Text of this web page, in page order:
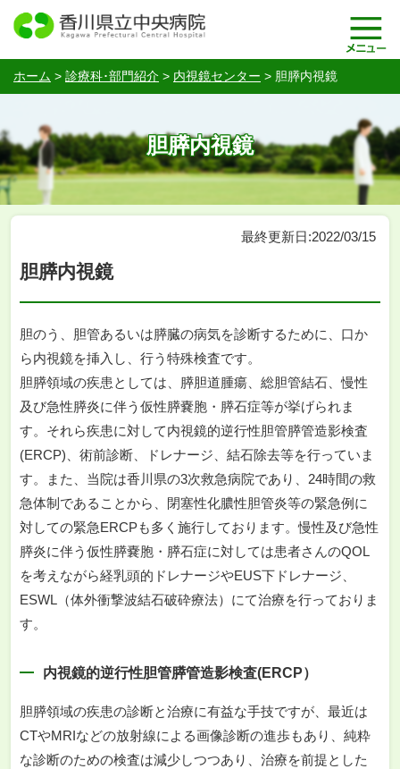
ホーム > 診療科･部門紹介 > 内視鏡センター > 胆膵内視鏡
胆膵内視鏡
最終更新日:2022/03/15
胆膵内視鏡
胆のう、胆管あるいは膵臓の病気を診断するために、口か
ら内視鏡を挿入し、行う特殊検査です。
胆膵領域の疾患としては、膵胆道腫瘍、総胆管結石、慢性
及び急性膵炎に伴う仮性膵嚢胞・膵石症等が挙げられま
す。それら疾患に対して内視鏡的逆行性胆管膵管造影検査
(ERCP)、術前診断、ドレナージ、結石除去等を行っていま
す。また、当院は香川県の3次救急病院であり、24時間の救
急体制であることから、閉塞性化膿性胆管炎等の緊急例に
対しての緊急ERCPも多く施行しております。慢性及び急性
膵炎に伴う仮性膵嚢胞・膵石症に対しては患者さんのQOL
を考えながら経乳頭的ドレナージやEUS下ドレナージ、
ESWL（体外衝撃波結石破砕療法）にて治療を行っておりま
す。
内視鏡的逆行性胆管膵管造影検査(ERCP）
胆膵領域の疾患の診断と治療に有益な手技ですが、最近は
CTやMRIなどの放射線による画像診断の進歩もあり、純粋
な診断のための検査は減少しつつあり、治療を前提とした